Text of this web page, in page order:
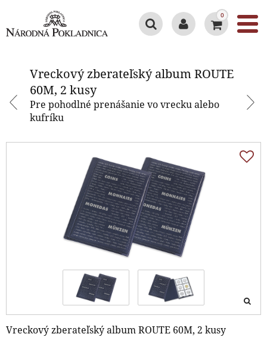
0
Vreckový zberateľský album ROUTE
60M, 2 kusy
Pre pohodlné prenášanie vo vrecku alebo
kufríku
Vreckový zberateľský album ROUTE 60M, 2 kusy
Vreckový zberateľský album